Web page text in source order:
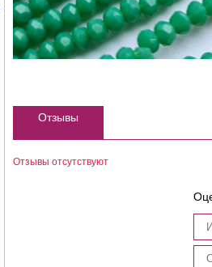
Отзывы
Отзывы отсутствуют